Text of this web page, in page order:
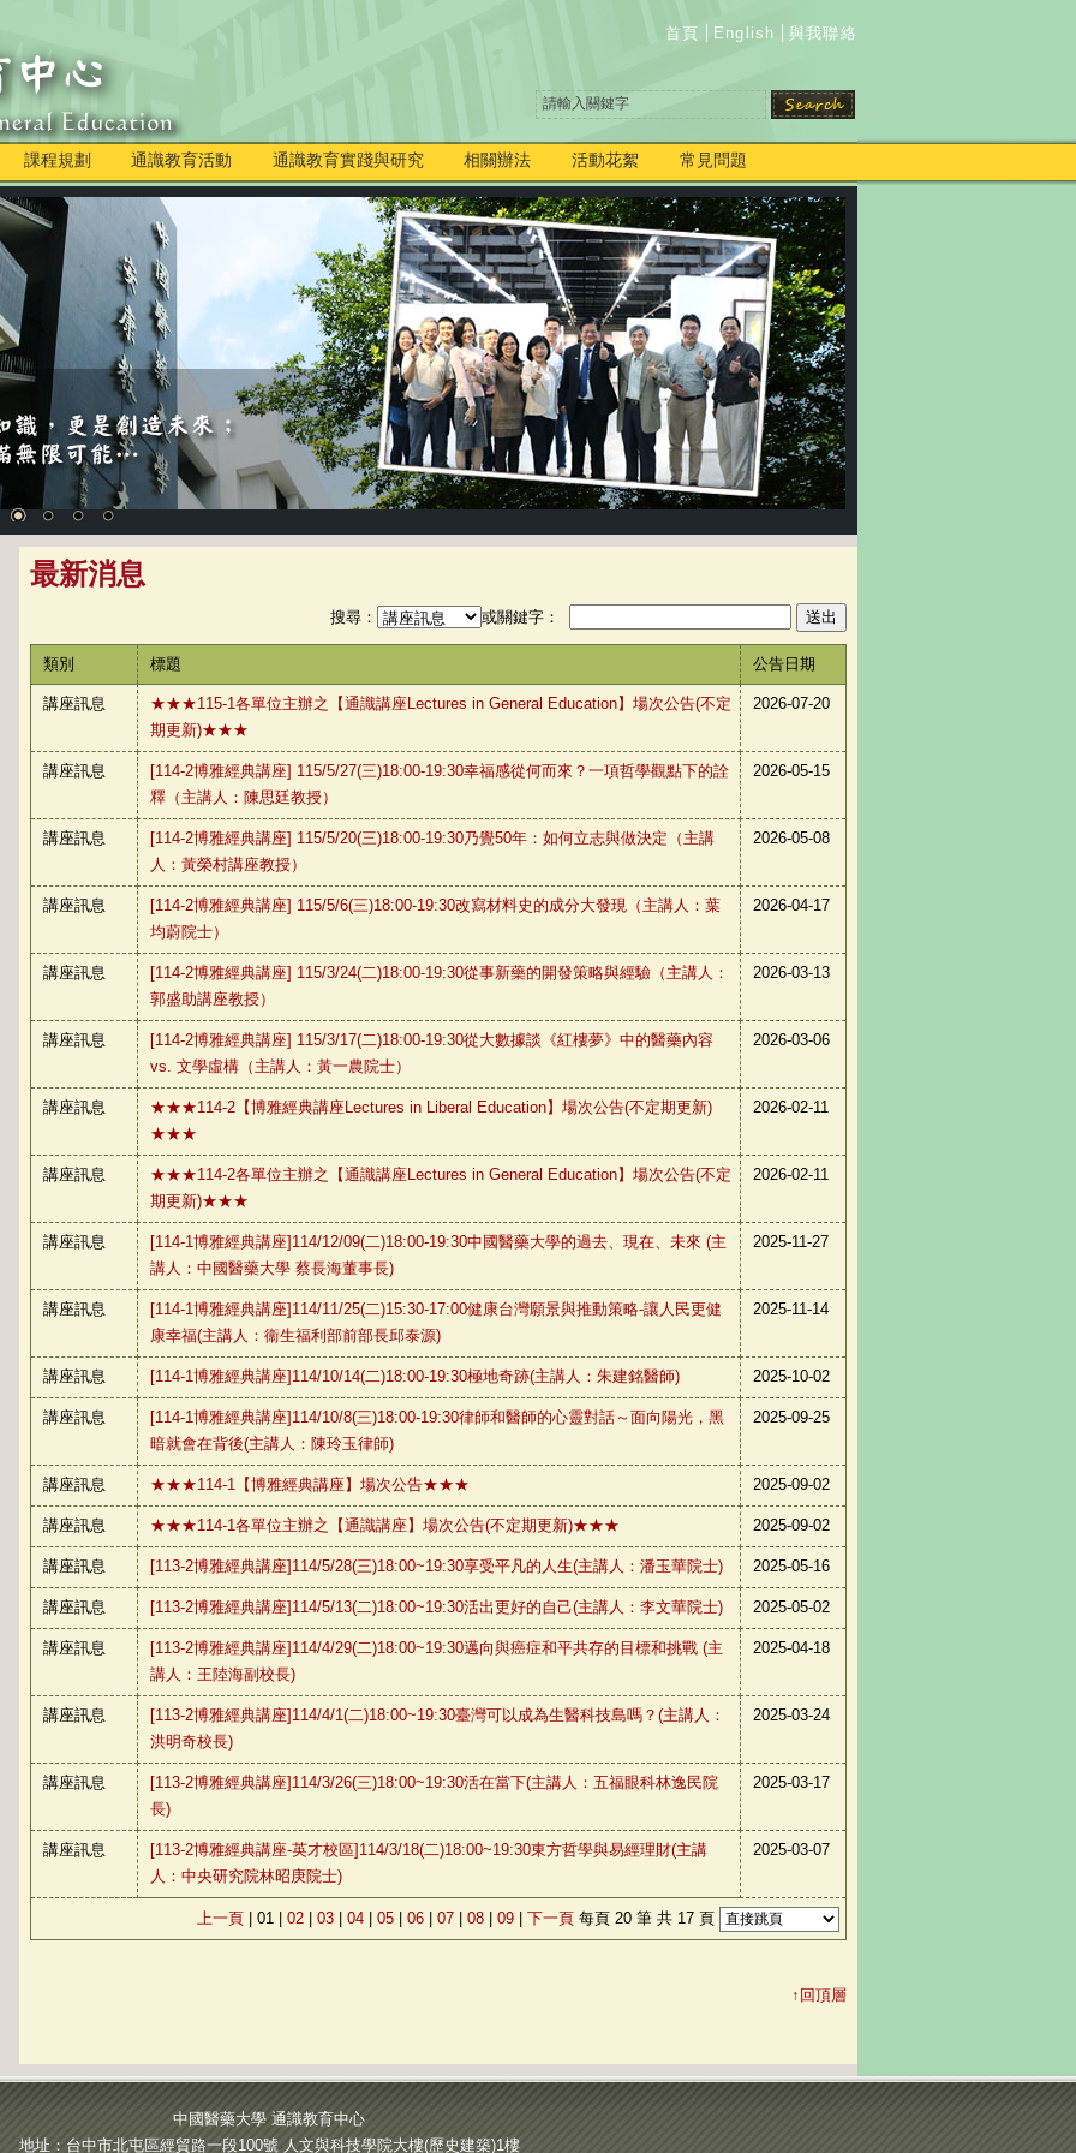
首頁 English 與我聯絡
課程規劃 通識教育活動 通識教育實踐與研究 相關辦法 活動花絮 常見問題
最新消息
搜尋： 或關鍵字：
類別 標題 公告日期
講座訊息
★★★115-1各單位主辦之【通識講座Lectures in General Education】場次公告(不定
期更新)★★★
2026-07-20
講座訊息
[114-2博雅經典講座] 115/5/27(三)18:00-19:30幸福感從何而來？一項哲學觀點下的詮
釋（主講人：陳思廷教授）
2026-05-15
講座訊息
[114-2博雅經典講座] 115/5/20(三)18:00-19:30乃覺50年：如何立志與做決定（主講
人：黃榮村講座教授）
2026-05-08
講座訊息
[114-2博雅經典講座] 115/5/6(三)18:00-19:30改寫材料史的成分大發現（主講人：葉
均蔚院士）
2026-04-17
講座訊息
[114-2博雅經典講座] 115/3/24(二)18:00-19:30從事新藥的開發策略與經驗（主講人：
郭盛助講座教授）
2026-03-13
講座訊息
[114-2博雅經典講座] 115/3/17(二)18:00-19:30從大數據談《紅樓夢》中的醫藥內容
vs. 文學虛構（主講人：黃一農院士）
2026-03-06
講座訊息
★★★114-2【博雅經典講座Lectures in Liberal Education】場次公告(不定期更新)
★★★
2026-02-11
講座訊息
★★★114-2各單位主辦之【通識講座Lectures in General Education】場次公告(不定
期更新)★★★
2026-02-11
講座訊息
[114-1博雅經典講座]114/12/09(二)18:00-19:30中國醫藥大學的過去、現在、未來 (主
講人：中國醫藥大學 蔡長海董事長)
2025-11-27
講座訊息
[114-1博雅經典講座]114/11/25(二)15:30-17:00健康台灣願景與推動策略-讓人民更健
康幸福(主講人：衞生福利部前部長邱泰源)
2025-11-14
講座訊息 [114-1博雅經典講座]114/10/14(二)18:00-19:30極地奇跡(主講人：朱建銘醫師) 2025-10-02
講座訊息
[114-1博雅經典講座]114/10/8(三)18:00-19:30律師和醫師的心靈對話～面向陽光，黑
暗就會在背後(主講人：陳玲玉律師)
2025-09-25
講座訊息 ★★★114-1【博雅經典講座】場次公告★★★ 2025-09-02
講座訊息 ★★★114-1各單位主辦之【通識講座】場次公告(不定期更新)★★★ 2025-09-02
講座訊息 [113-2博雅經典講座]114/5/28(三)18:00~19:30享受平凡的人生(主講人：潘玉華院士) 2025-05-16
講座訊息 [113-2博雅經典講座]114/5/13(二)18:00~19:30活出更好的自己(主講人：李文華院士) 2025-05-02
講座訊息
[113-2博雅經典講座]114/4/29(二)18:00~19:30邁向與癌症和平共存的目標和挑戰 (主
講人：王陸海副校長)
2025-04-18
講座訊息
[113-2博雅經典講座]114/4/1(二)18:00~19:30臺灣可以成為生醫科技島嗎？(主講人：
洪明奇校長)
2025-03-24
講座訊息
[113-2博雅經典講座]114/3/26(三)18:00~19:30活在當下(主講人：五福眼科林逸民院
長)
2025-03-17
講座訊息
[113-2博雅經典講座-英才校區]114/3/18(二)18:00~19:30東方哲學與易經理財(主講
人：中央研究院林昭庚院士)
2025-03-07
上一頁 01 02 03 04 05 06 07 08 09 下一頁 每頁 20 筆 共 17 頁
↑回頂層
中國醫藥大學 通識教育中心
地址：台中市北屯區經貿路一段100號 人文與科技學院大樓(歷史建築)1樓